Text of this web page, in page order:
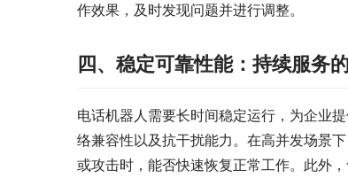
作效果，及时发现问题并进行调整。
四、稳定可靠性能：持续服务
电话机器人需要长时间稳定运行，为企业
络兼容性以及抗干扰能力。在高并发场景
或攻击时，能否快速恢复正常工作。此外